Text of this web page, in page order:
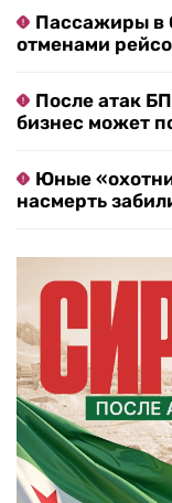
Пассажиры в
отменами
После атак
бизнес может
Юные
насмерть